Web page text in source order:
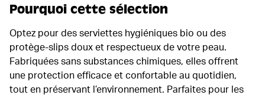
Pourquoi cette sélection
Optez pour des serviettes hygiéniques bio ou des
protège-slips doux et respectueux de votre peau.
Fabriquées sans substances chimiques, elles offrent
une protection efficace et confortable au quotidien,
tout en préservant l’environnement. Parfaites pour les